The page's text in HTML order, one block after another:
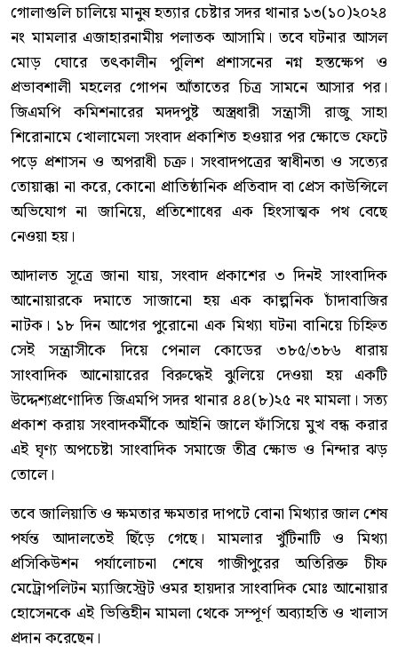
গোলাগুলি চালিয়ে মানুষ হত্যার চেষ্টার সদর থানার ১৩(১০)২০২৪
নং মামলার এজাহারনামীয় পলাতক আসামি। তবে ঘটনার আসল
মোড় ঘোরে তৎকালীন পুলিশ প্রশাসনের নগ্ন হস্তক্ষেপ ও
প্রভাবশালী মহলের গোপন আঁতাতের চিত্র সামনে আসার পর।
জিএমপি কমিশনারের মদদপুষ্ট অস্ত্রধারী সন্ত্রাসী রাজু সাহা
শিরোনামে খোলামেলা সংবাদ প্রকাশিত হওয়ার পর ক্ষোভে ফেটে
পড়ে প্রশাসন ও অপরাধী চক্র। সংবাদপত্রের স্বাধীনতা ও সত্যের
তোয়াক্কা না করে, কোনো প্রাতিষ্ঠানিক প্রতিবাদ বা প্রেস কাউন্সিলে
অভিযোগ না জানিয়ে, প্রতিশোধের এক হিংসাত্মক পথ বেছে
নেওয়া হয়।
আদালত সূত্রে জানা যায়, সংবাদ প্রকাশের ৩ দিনই সাংবাদিক
আনোয়ারকে দমাতে সাজানো হয় এক কাল্পনিক চাঁদাবাজির
নাটক। ১৮ দিন আগের পুরোনো এক মিথ্যা ঘটনা বানিয়ে চিহ্নিত
সেই সন্ত্রাসীকে দিয়ে পেনাল কোডের ৩৮৫/৩৮৬ ধারায়
সাংবাদিক আনোয়ারের বিরুদ্ধেই ঝুলিয়ে দেওয়া হয় একটি
উদ্দেশ্যপ্রণোদিত জিএমপি সদর থানার ৪৪(৮)২৫ নং মামলা। সত্য
প্রকাশ করায় সংবাদকর্মীকে আইনি জালে ফাঁসিয়ে মুখ বন্ধ করার
এই ঘৃণ্য অপচেষ্টা সাংবাদিক সমাজে তীব্র ক্ষোভ ও নিন্দার ঝড়
তোলে।
তবে জালিয়াতি ও ক্ষমতার ক্ষমতার দাপটে বোনা মিথ্যার জাল শেষ
পর্যন্ত আদালতেই ছিঁড়ে গেছে। মামলার খুঁটিনাটি ও মিথ্যা
প্রসিকিউশন পর্যালোচনা শেষে গাজীপুরের অতিরিক্ত চীফ
মেট্রোপলিটন ম্যাজিস্ট্রেট ওমর হায়দার সাংবাদিক মোঃ আনোয়ার
হোসেনকে এই ভিত্তিহীন মামলা থেকে সম্পূর্ণ অব্যাহতি ও খালাস
প্রদান করেছেন।